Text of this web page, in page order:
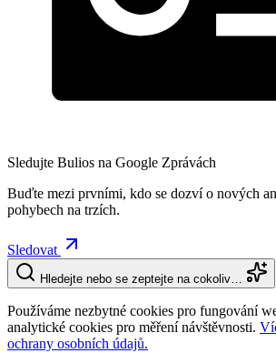
Sledujte Bulios na Google Zprávách
Buďte mezi prvními, kdo se dozví o nových
pohybech na trzích.
Sledovat
Hledejte nebo se zeptejte na cokoliv…
Používáme nezbytné cookies pro fungování
analytické cookies pro měření návštěvnosti.
ochrany osobních údajů.